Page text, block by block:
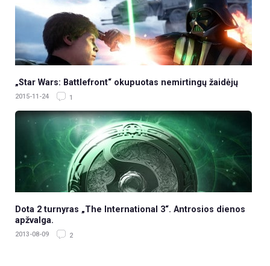
„Star Wars: Battlefront“ okupuotas nemirtingų žaidėjų
2015-11-24 1
Dota 2 turnyras „The International 3“. Antrosios dienos
apžvalga.
2013-08-09 2